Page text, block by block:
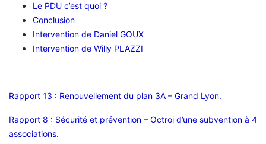
Le PDU c’est quoi ?
Conclusion
Intervention de Daniel GOUX
Intervention de Willy PLAZZI
Rapport 13 : Renouvellement du plan 3A – Grand Lyon.
Rapport 8 : Sécurité et prévention – Octroi d’une subvention à 4
associations.